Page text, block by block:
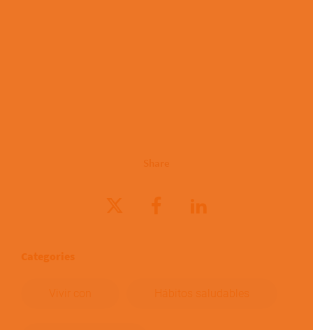
Categories
Vivir con Hábitos saludables